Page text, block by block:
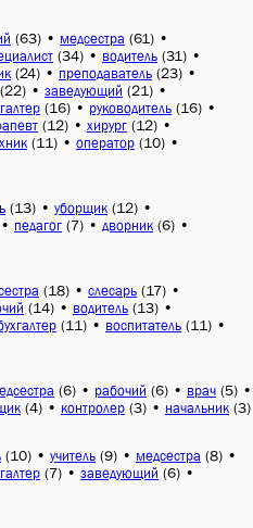
(63) • медсестра (61) •
(34) • водитель (31) •
(24) • преподаватель (23) •
(22) • заведующий (21) •
(16) • руководитель (16) •
(12) • хирург (12) •
(11) • оператор (10) •
(13) • уборщик (12) •
• педагог (7) • дворник (6) •
(18) • слесарь (17) •
(14) • водитель (13) •
(11) • воспитатель (11) •
(6) • рабочий (6) • врач (5) •
(4) • контролер (3) • начальник (3)
(10) • учитель (9) • медсестра (8) •
(7) • заведующий (6) •